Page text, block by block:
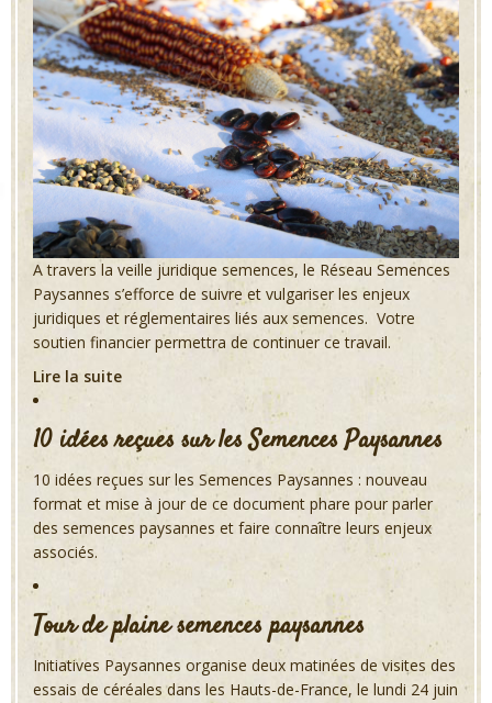
A travers la veille juridique semences, le Réseau Semences
Paysannes s’efforce de suivre et vulgariser les enjeux
juridiques et réglementaires liés aux semences. Votre
soutien financier permettra de continuer ce travail.
Lire la suite
10 idées reçues sur les Semences Paysannes
10 idées reçues sur les Semences Paysannes : nouveau
format et mise à jour de ce document phare pour parler
des semences paysannes et faire connaître leurs enjeux
associés.
Tour de plaine semences paysannes
Initiatives Paysannes organise deux matinées de visites des
essais de céréales dans les Hauts-de-France, le lundi 24 juin